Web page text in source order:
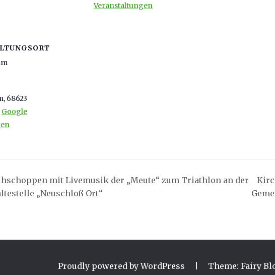
Veranstaltungen
, 68623
Google
mit Livemusik der „Meute“ zum Triathlon an der
„Neuschloß Ort“
Proudly powered by WordPress Theme: Fairy